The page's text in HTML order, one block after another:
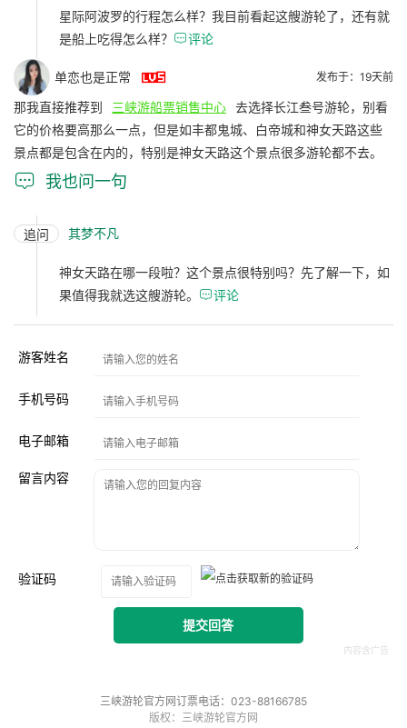
星际阿波罗的行程怎么样？我目前看起这艘游轮了，还有就
是船上吃得怎么样？ 评论
单恋也是正常  发布于：19天前
那我直接推荐到 三峡游船票销售中心 去选择长江叁号游轮，别看
它的价格要高那么一点，但是如丰都鬼城、白帝城和神女天路这些
景点都是包含在内的，特别是神女天路这个景点很多游轮都不去。
 我也问一句
追问 其梦不凡
神女天路在哪一段啦？这个景点很特别吗？先了解一下，如
果值得我就选这艘游轮。 评论
游客姓名
手机号码
电子邮箱
留言内容
验证码
提交回答
三峡游轮官方网订票电话：023-88166785
版权：三峡游轮官方网